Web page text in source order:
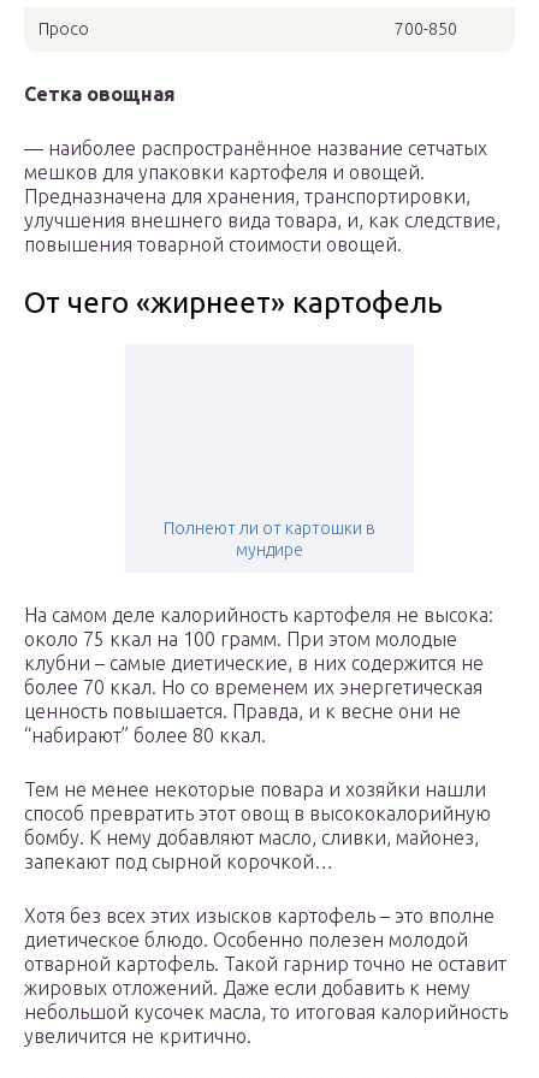
Просо 700-850
Сетка овощная
— наиболее распространённое название сетчатых
мешков для упаковки картофеля и овощей.
Предназначена для хранения, транспортировки,
улучшения внешнего вида товара, и, как следствие,
повышения товарной стоимости овощей.
От чего «жирнеет» картофель
Полнеют ли от картошки в
мундире
На самом деле калорийность картофеля не высока:
около 75 ккал на 100 грамм. При этом молодые
клубни – самые диетические, в них содержится не
более 70 ккал. Но со временем их энергетическая
ценность повышается. Правда, и к весне они не
“набирают” более 80 ккал.
Тем не менее некоторые повара и хозяйки нашли
способ превратить этот овощ в высококалорийную
бомбу. К нему добавляют масло, сливки, майонез,
запекают под сырной корочкой…
Хотя без всех этих изысков картофель – это вполне
диетическое блюдо. Особенно полезен молодой
отварной картофель. Такой гарнир точно не оставит
жировых отложений. Даже если добавить к нему
небольшой кусочек масла, то итоговая калорийность
увеличится не критично.